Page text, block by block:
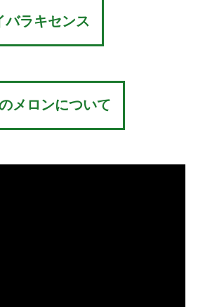
バラキセンス
メロンについて